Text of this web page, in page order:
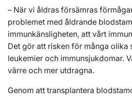
– När vi åldras försämras
problemet med åldrande
immunkänsligheten, att vårt
Det gör att risken för många olika
leukemier och immunsjukdomar.
värre och mer utdragna.
Genom att transplantera